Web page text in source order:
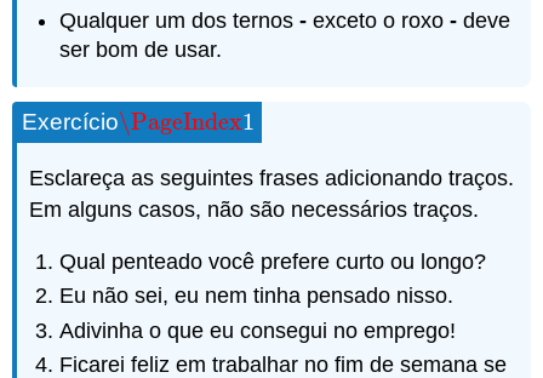
Qualquer um dos ternos- exceto o roxo- deve
ser bom de usar.
Exercício\PageIndex1
\PageIndex1
Esclareça as seguintes frases adicionando traços.
Em alguns casos, não são necessários traços.
Qual penteado você prefere curto ou longo?
Eu não sei, eu nem tinha pensado nisso.
Adivinha o que eu consegui no emprego!
Ficarei feliz em trabalhar no fim de semana se